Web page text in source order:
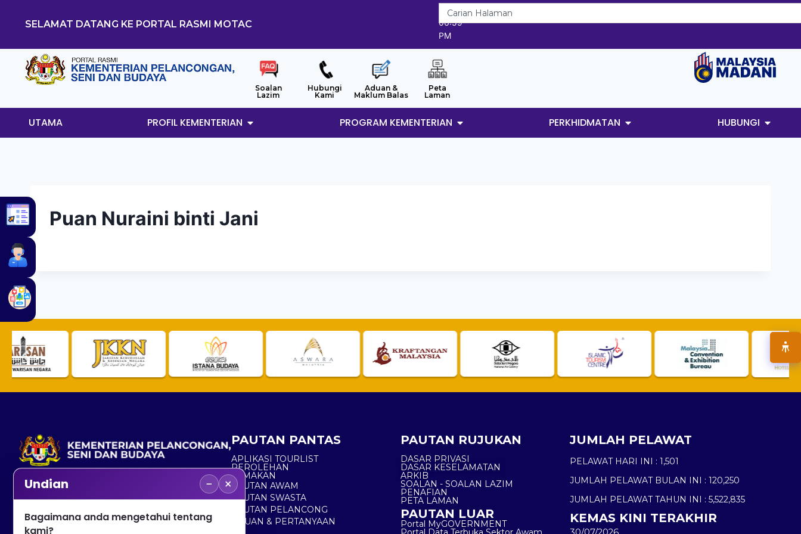
SELAMAT DATANG KE PORTAL RASMI MOTAC
7/8/2026
06:59
PM
Soalan
Lazim
Hubungi
Kami
Aduan &
Maklum Balas
Peta
Laman
UTAMA PROFIL KEMENTERIAN PROGRAM KEMENTERIAN PERKHIDMATAN HUBUNGI
Puan Nuraini binti Jani
No. 2, Menara 1, Jalan P5/6, Presint 5,
+603 8000 8000
PAUTAN PANTAS
APLIKASI TOURLIST
PEROLEHAN
SEMAKAN
PAUTAN AWAM
PAUTAN SWASTA
PAUTAN PELANCONG
ADUAN & PERTANYAAN
PAUTAN RUJUKAN
DASAR PRIVASI
DASAR KESELAMATAN
ARKIB
SOALAN - SOALAN LAZIM
PENAFIAN
PETA LAMAN
PAUTAN LUAR
Portal MyGOVERNMENT
JUMLAH PELAWAT
PELAWAT HARI INI : 1,501
JUMLAH PELAWAT BULAN INI : 120,250
JUMLAH PELAWAT TAHUN INI : 5,522,835
KEMAS KINI TERAKHIR
Undian − ×
Bagaimana anda mengetahui tentang
kami?